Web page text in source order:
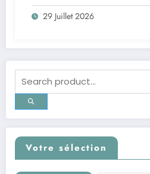
29 Juillet 2026
Votre sélection